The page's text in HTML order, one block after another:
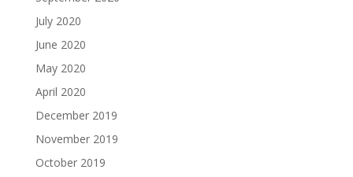
July 2020
June 2020
May 2020
April 2020
December 2019
November 2019
October 2019